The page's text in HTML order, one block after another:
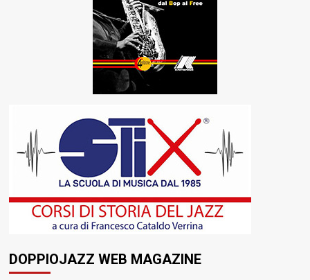
DOPPIOJAZZ WEB MAGAZINE